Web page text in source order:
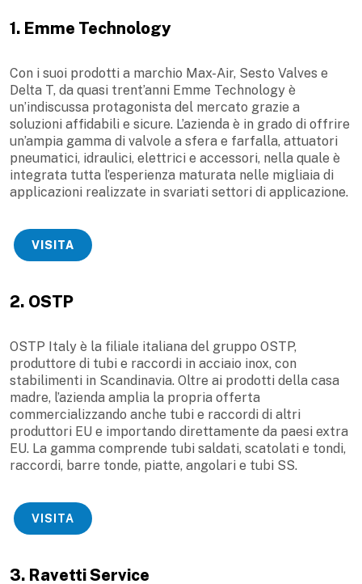
1. Emme Technology
Con i suoi prodotti a marchio Max-Air, Sesto Valves e
Delta T, da quasi trent’anni Emme Technology è
un’indiscussa protagonista del mercato grazie a
soluzioni affidabili e sicure. L’azienda è in grado di offrire
un’ampia gamma di valvole a sfera e farfalla, attuatori
pneumatici, idraulici, elettrici e accessori, nella quale è
integrata tutta l’esperienza maturata nelle migliaia di
applicazioni realizzate in svariati settori di applicazione.
VISITA
2. OSTP
OSTP Italy è la filiale italiana del gruppo OSTP,
produttore di tubi e raccordi in acciaio inox, con
stabilimenti in Scandinavia. Oltre ai prodotti della casa
madre, l’azienda amplia la propria offerta
commercializzando anche tubi e raccordi di altri
produttori EU e importando direttamente da paesi extra
EU. La gamma comprende tubi saldati, scatolati e tondi,
raccordi, barre tonde, piatte, angolari e tubi SS.
VISITA
3. Ravetti Service